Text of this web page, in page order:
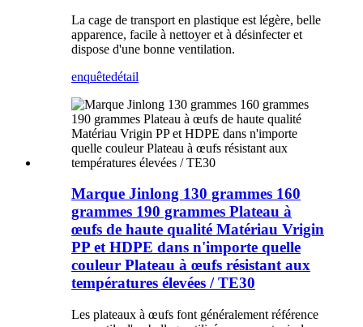
La cage de transport en plastique est légère, belle
apparence, facile à nettoyer et à désinfecter et
dispose d'une bonne ventilation.
enquêtedétail
Marque Jinlong 130 grammes 160
grammes 190 grammes Plateau à
œufs de haute qualité Matériau Vrigin
PP et HDPE dans n'importe quelle
couleur Plateau à œufs résistant aux
températures élevées / TE30
Les plateaux à œufs font généralement référence